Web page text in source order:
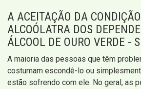
A ACEITAÇÃO DA
ALCOÓLATRA DOS
ÁLCOOL DE OURO VERDE -
A maioria das pessoas que têm
costumam escondê-lo ou
estão sofrendo com ele. No geral, as